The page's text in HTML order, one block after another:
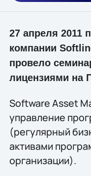
27 апреля 2011
компании
провело
лицензиями на
Software Asset
управление
(регулярный
активами
организации).